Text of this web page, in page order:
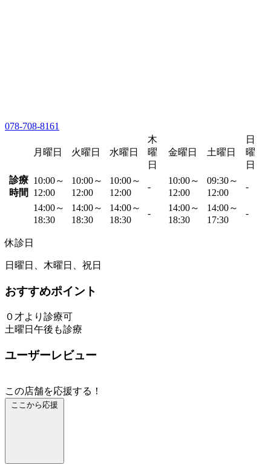
078-708-8161
月曜日 火曜日 水曜日
木
曜
日
金曜日 土曜日
日
曜
日
診療
時間
10:00～
12:00
10:00～
12:00
10:00～
12:00
-
10:00～
12:00
09:30～
12:00
-
14:00～
18:30
14:00～
18:30
14:00～
18:30
-
14:00～
18:30
14:00～
17:30
-
休診日
日曜日、木曜日、祝日
おすすめポイント
０才より診療可
土曜日午後も診療
ユーザーレビュー
この店舗を応援する！
ここから応援